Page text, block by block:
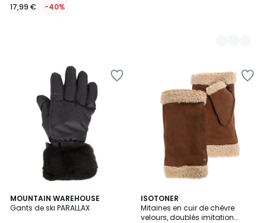
17,99 € -40%
MOUNTAIN WAREHOUSE
Gants de ski PARALLAX
ISOTONER
Mitaines en cuir de chèvre
velours, doublés imitation
5
/
5
4
Couleurs